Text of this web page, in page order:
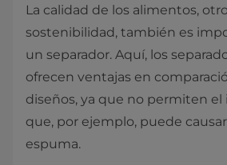
La calidad de los alimentos,
sostenibilidad, también es
un separador. Aquí, los
ofrecen ventajas en
diseños, ya que no permiten el
que, por ejemplo, puede
espuma.